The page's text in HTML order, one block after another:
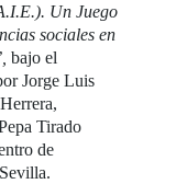
Un Juego
sociales en
bajo el
Jorge Luis
Tirado
de